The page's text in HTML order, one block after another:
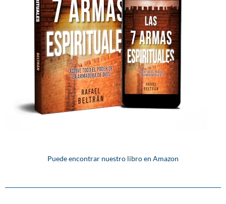
Puede encontrar nuestro libro en Amazon